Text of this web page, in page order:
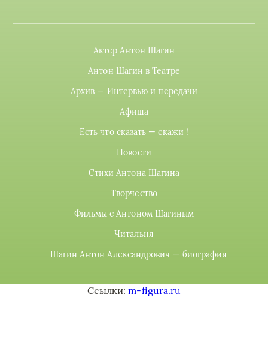
Актер Антон Шагин
Антон Шагин в Театре
Архив — Интервью и передачи
Афиша
Есть что сказать — скажи !
Новости
Стихи Антона Шагина
Творчество
Фильмы с Антоном Шагиным
Читальня
Шагин Антон Александрович — биография
Ссылки:m-figura.ru